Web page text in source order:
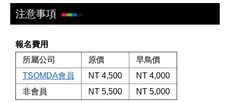
注意事項
報名費用
所屬公司
原價
早鳥價
TSOMDA會員
NT 4,500
NT 4,000
非會員
NT 5,500
NT 5,000